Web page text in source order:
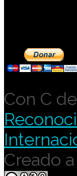
Con C
Creado